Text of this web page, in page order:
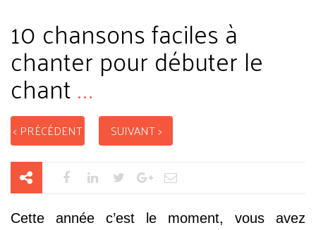
10 chansons faciles à
chanter pour débuter le
chant...
< PRÉCÉDENT SUIVANT >
Cette année c’est le moment, vous avez